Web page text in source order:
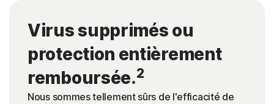
Virus supprimés ou
protection entièrement
remboursée.2
Nous sommes tellement sûrs de l'efficacité de